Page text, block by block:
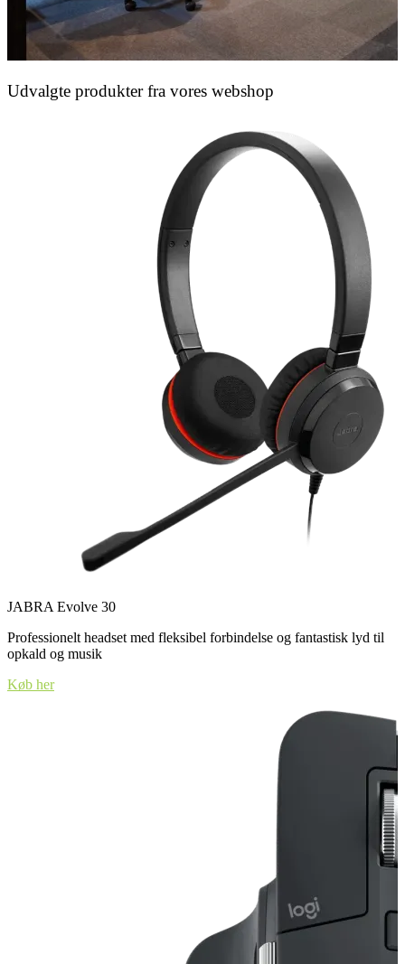
Udvalgte produkter fra vores webshop
JABRA Evolve 30
Professionelt headset med fleksibel forbindelse og fantastisk lyd til
opkald og musik
Køb her